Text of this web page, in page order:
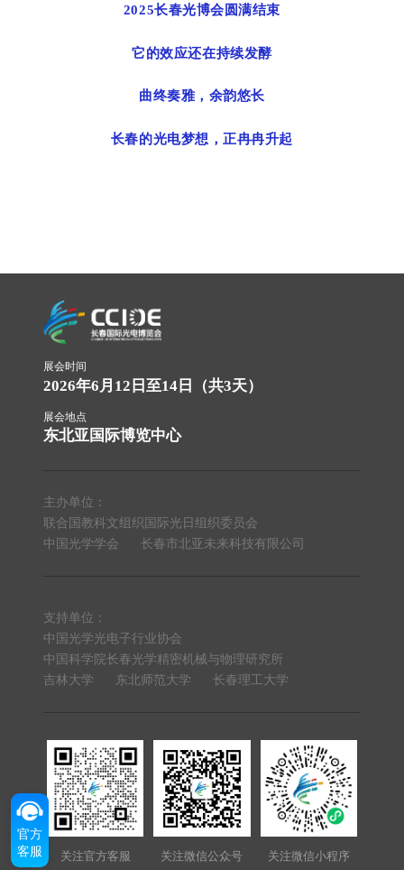
2025长春光博会圆满结束
它的效应还在持续发酵
曲终奏雅，余韵悠长
长春的光电梦想，正冉冉升起
官方
客服
展会时间
2026年6月12日至14日（共3天）
展会地点
东北亚国际博览中心
主办单位：
联合国教科文组织国际光日组织委员会
中国光学学会
长春市北亚未来科技有限公司
支持单位：
中国光学光电子行业协会
中国科学院长春光学精密机械与物理研究所
吉林大学
东北师范大学 长春理工大学
关注官方客服 关注微信公众号 关注微信小程序